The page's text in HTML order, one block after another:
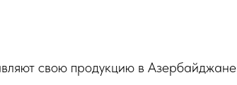
свою продукцию в Азербайджане